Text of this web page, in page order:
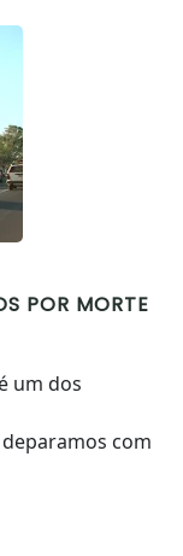
POR MORTE
um dos
com